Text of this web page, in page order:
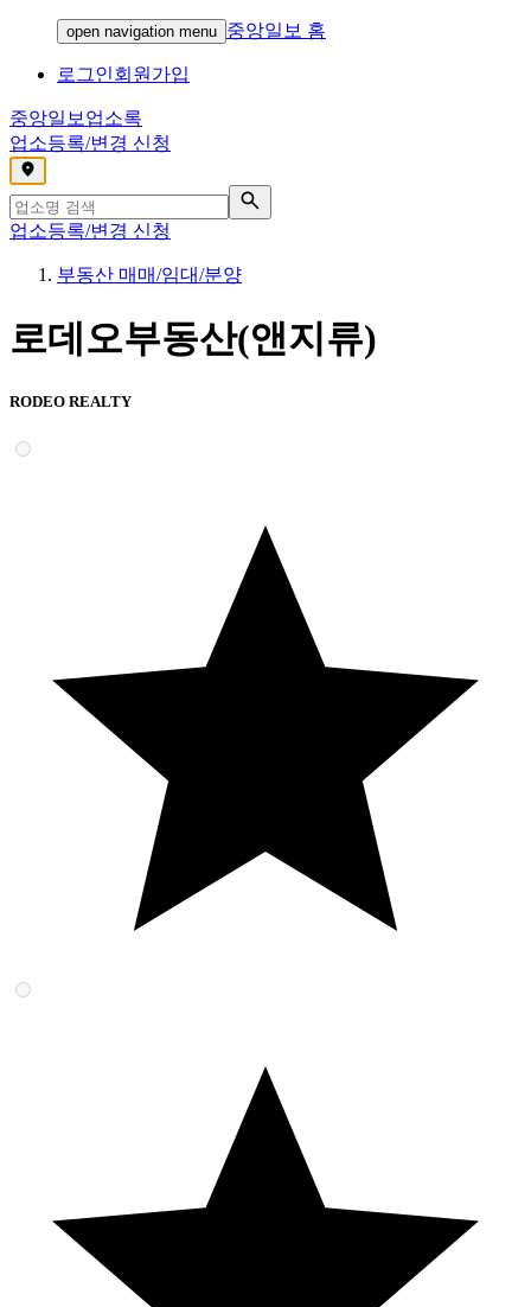
open navigation menu 중앙일보 홈
로그인회원가입
중앙일보 업소록
업소등록/변경 신청
,
업소등록/변경 신청
부동산 매매/임대/분양
로데오부동산(앤지류)
RODEO REALTY